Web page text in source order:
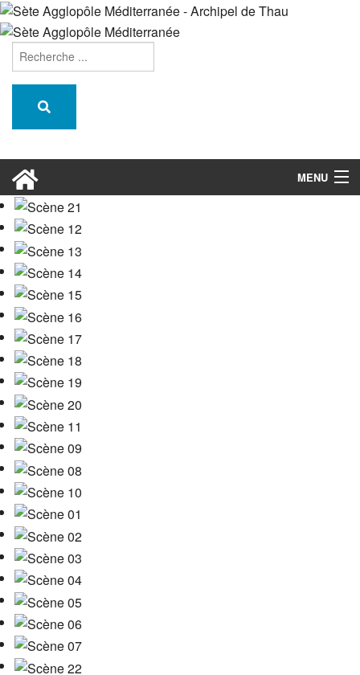
MENU
L'agglopôle
Nos projets
Un territoire attractif
Habiter & se former
Préserver & recycler
Bouger & découvrir